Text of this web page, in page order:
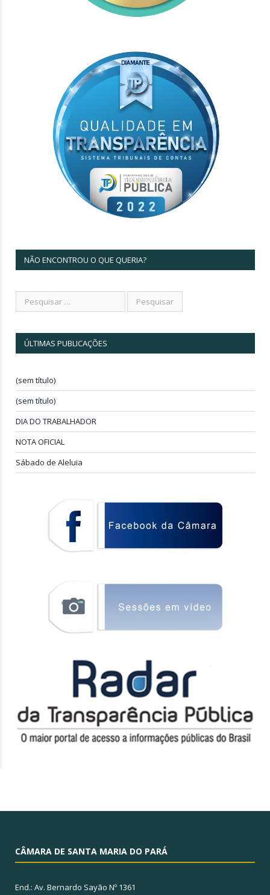
NÃO ENCONTROU O QUE QUERIA?
ÚLTIMAS PUBLICAÇÕES
(sem título)
(sem título)
DIA DO TRABALHADOR
NOTA OFICIAL
Sábado de Aleluia
CÂMARA DE SANTA MARIA DO PARÁ
End.: Av. Bernardo Sayão Nº 1361